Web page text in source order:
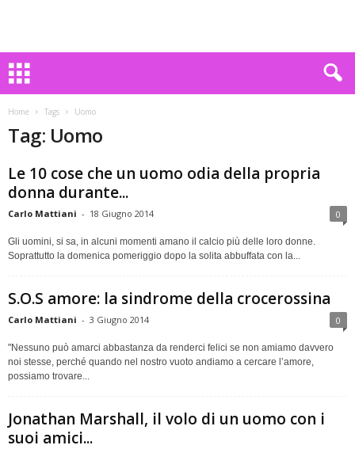
Home Tags Uomo
Tag: Uomo
Le 10 cose che un uomo odia della propria
donna durante...
Carlo Mattiani - 18 Giugno 2014 0
Gli uomini, si sa, in alcuni momenti amano il calcio più delle loro donne.
Soprattutto la domenica pomeriggio dopo la solita abbuffata con la...
S.O.S amore: la sindrome della crocerossina
Carlo Mattiani - 3 Giugno 2014 0
"Nessuno può amarci abbastanza da renderci felici se non amiamo davvero
noi stesse, perché quando nel nostro vuoto andiamo a cercare l’amore,
possiamo trovare...
Jonathan Marshall, il volo di un uomo con i
suoi amici...